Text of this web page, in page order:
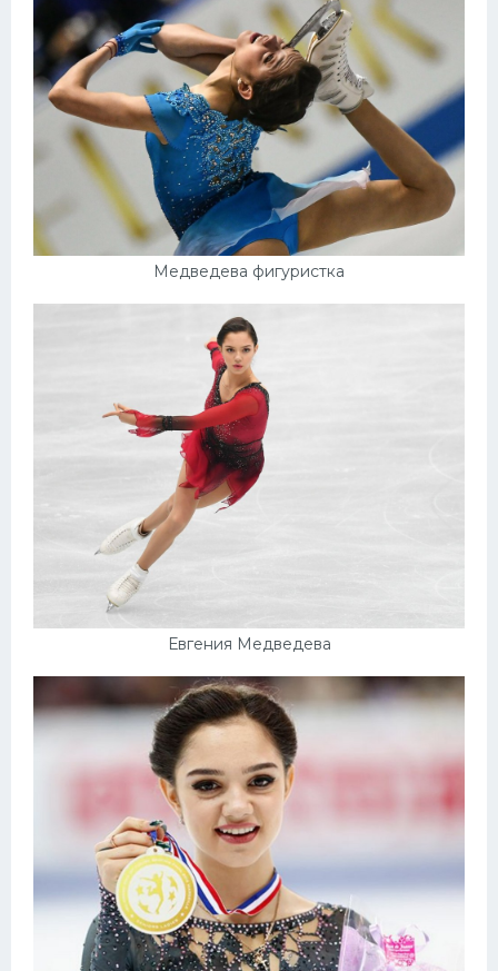
Медведева фигуристка
Евгения Медведева